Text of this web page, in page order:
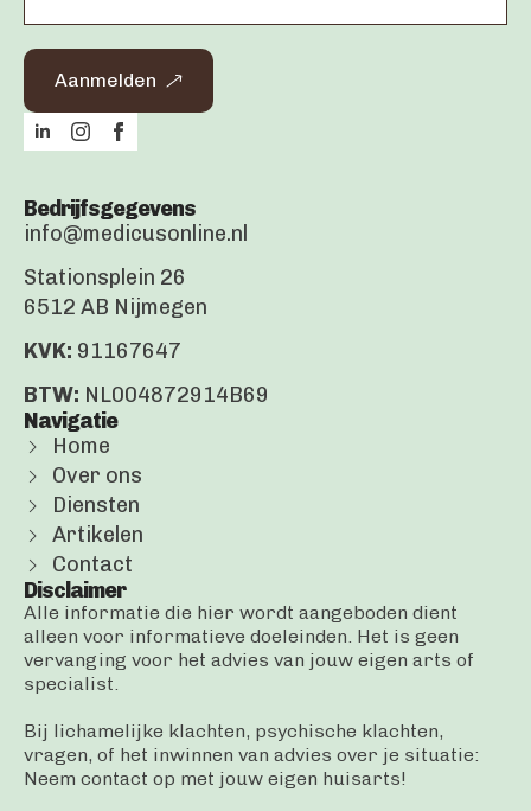
Aanmelden
Bedrijfsgegevens
info@medicusonline.nl
Stationsplein 26
6512 AB Nijmegen
KVK: 91167647
BTW: NL004872914B69
Navigatie
Home
Over ons
Diensten
Artikelen
Contact
Disclaimer
Alle informatie die hier wordt aangeboden dient
alleen voor informatieve doeleinden. Het is geen
vervanging voor het advies van jouw eigen arts of
specialist.
Bij lichamelijke klachten, psychische klachten,
vragen, of het inwinnen van advies over je situatie:
Neem contact op met jouw eigen huisarts!